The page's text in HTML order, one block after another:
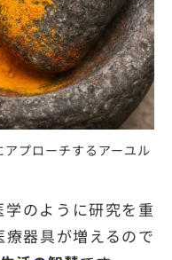
プローチするアーユル
のように研究を重
器具が増えるので